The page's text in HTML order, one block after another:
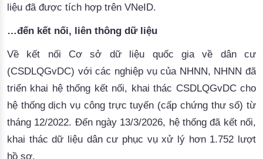
liệu đã được tích hợp trên VNeID.
…đến kết nối, liên thông dữ liệu
Về kết nối Cơ sở dữ liệu quốc gia về dân cư
(CSDLQGvDC) với các nghiệp vụ của NHNN, NHNN đã
triển khai hệ thống kết nối, khai thác CSDLQGvDC cho
hệ thống dịch vụ công trực tuyến (cấp chứng thư số) từ
tháng 12/2022. Đến ngày 13/3/2026, hệ thống đã kết nối,
khai thác dữ liệu dân cư phục vụ xử lý hơn 1.752 lượt
hồ sơ.